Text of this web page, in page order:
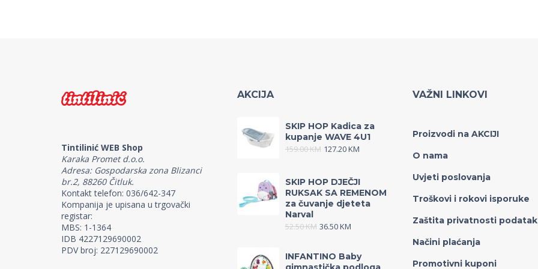
Tintilinić WEB Shop
Karaka Promet d.o.o.
Adresa: Gospodarska zona Blizanci
br.2, 88260 Čitluk.
Kontakt telefon: 036/642-347
Kompanija je upisana u trgovački
registar:
MBS: 1-1364
IDB 4227129690002
PDV broj: 227129690002
AKCIJA
SKIP HOP Kadica za
kupanje WAVE 4U1
159.00KM 127.20KM
SKIP HOP DJEČJI
RUKSAK SA REMENOM
za čuvanje djeteta
Narval
52.50KM 36.50KM
INFANTINO Baby
VAŽNI LINKOVI
Proizvodi na AKCIJI
O nama
Uvjeti poslovanja
Troškovi i rokovi isporuke
Zaštita privatnosti
Načini plaćanja
Promotivni kuponi